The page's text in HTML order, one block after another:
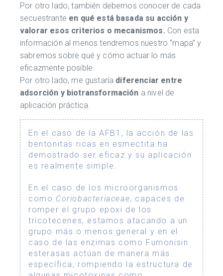
Por otro lado, también debemos conocer de cada
secuestrante en qué está basada su acción y
valorar esos criterios o mecanismos. Con esta
información al menos tendremos nuestro “mapa” y
sabremos sobre qué y cómo actuar lo más
eficazmente posible.
Por otro lado, me gustaría diferenciar entre
adsorción y biotransformación a nivel de
aplicación práctica.
En el caso de la AFB1, la acción de las
bentonitas ricas en esmectita ha
demostrado ser eficaz y su aplicación
es realmente simple.
En el caso de los microorganismos
como Coriobacteriaceae, capaces de
romper el grupo epoxi de los
tricotecenes, estamos atacando a un
grupo más o menos general y en el
caso de las enzimas como Fumonisin
esterasas actúan de manera más
específica, rompiendo la estructura de